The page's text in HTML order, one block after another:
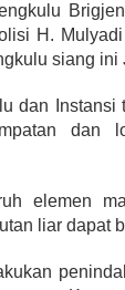
H.
siang ini
dan Instansi
dan
elemen
liar dapat